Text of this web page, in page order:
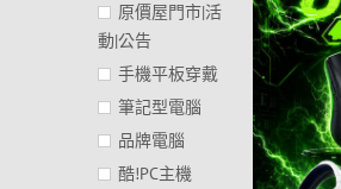
原價屋門市|活
動|公告
手機平板穿戴
筆記型電腦
品牌電腦
酷!PC主機